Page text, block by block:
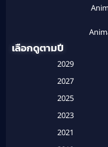
Based on a
เลือกดูตามปี
2029
2027
2025
2023
2021